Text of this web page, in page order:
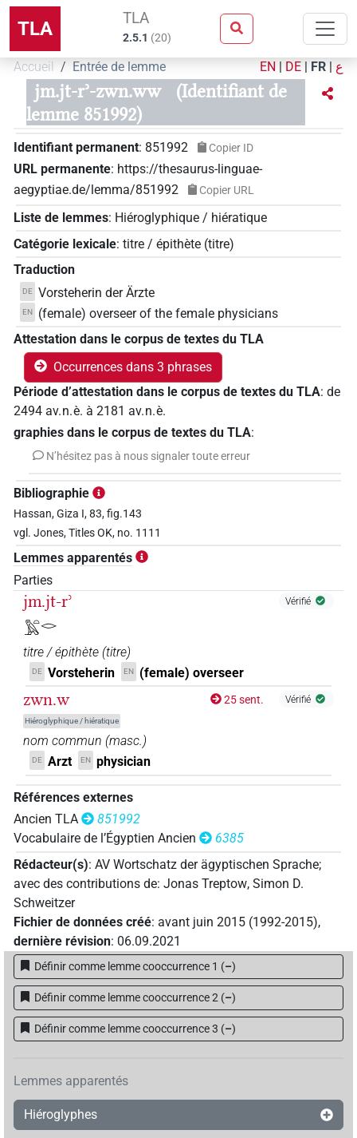
TLA TLA
2.5.1 (20)
Accueil Entrée de lemme EN | DE | FR | ع
jm.jt-rʾ-zwn.ww
(Identifiant de
lemme 851992)
Identifiant permanent: 851992 Copier ID
URL permanente: https://thesaurus-linguae-
aegyptiae.de/lemma/851992
Copier URL
Liste de lemmes: Hiéroglyphique / hiératique
Catégorie lexicale: titre / épithète (titre)
Traduction
DE Vorsteherin der Ärzte
EN
(female) overseer of the female physicians
Attestation dans le corpus de textes du TLA
Occurrences dans 3 phrases
Période d’attestation dans le corpus de textes du TLA: de
2494 av. n. è. à 2181 av. n. è.
graphies dans le corpus de textes du TLA:
N’hésitez pas à nous signaler toute erreur
Bibliographie
Hassan, Giza I, 83, fig.143
vgl. Jones, Titles OK, no. 1111
Lemmes apparentés
Parties
jm.jt-rʾ
𓅓𓏏𓂋
Vérifié
titre / épithète (titre)
DE Vorsteherin EN (female) overseer
zwn.w
Hiéroglyphique / hiératique
25 sent. Vérifié
nom commun (masc.)
DE Arzt EN physician
Références externes
Ancien TLA
851992
Vocabulaire de l’Égyptien Ancien
6385
Rédacteur(s): AV Wortschatz der ägyptischen Sprache;
avec des contributions de: Jonas Treptow, Simon D.
Schweitzer
Fichier de données créé: avant juin 2015 (1992-2015),
dernière révision: 06.09.2021
Définir comme lemme cooccurrence 1 (–)
Définir comme lemme cooccurrence 2 (–)
Définir comme lemme cooccurrence 3 (–)
Lemmes apparentés
Hiéroglyphes